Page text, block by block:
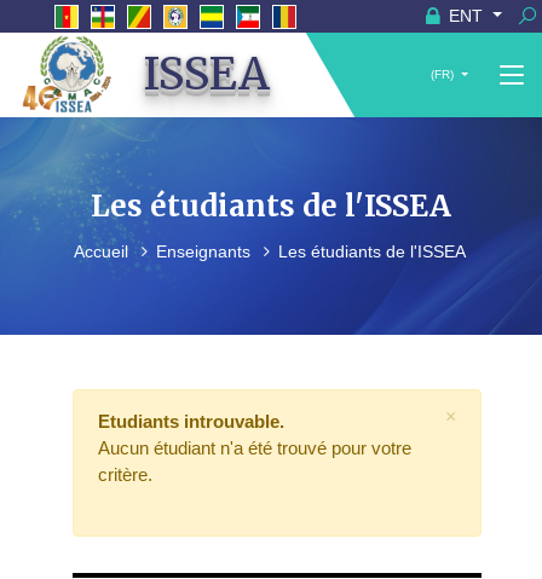
ENT
ISSEA (FR)
Les étudiants de l'ISSEA
Accueil Enseignants Les étudiants de l'ISSEA
Etudiants introuvable.
Aucun étudiant n'a été trouvé pour votre
critère.
×